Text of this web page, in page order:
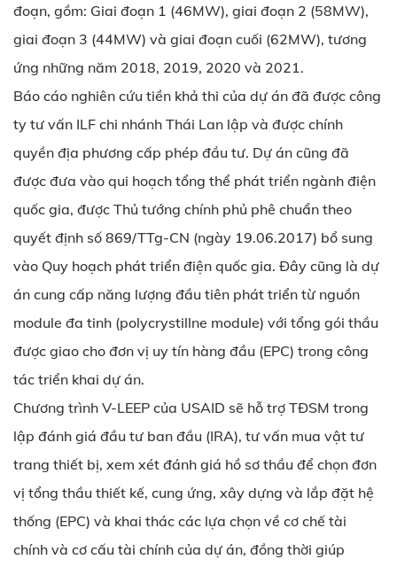
đoạn, gồm: Giai đoạn 1 (46MW), giai đoạn 2 (58MW),
giai đoạn 3 (44MW) và giai đoạn cuối (62MW), tương
ứng những năm 2018, 2019, 2020 và 2021.
Báo cáo nghiên cứu tiền khả thi của dự án đã được công
ty tư vấn ILF chi nhánh Thái Lan lập và được chính
quyền địa phương cấp phép đầu tư. Dự án cũng đã
được đưa vào qui hoạch tổng thể phát triển ngành điện
quốc gia, được Thủ tướng chính phủ phê chuẩn theo
quyết định số 869/TTg-CN (ngày 19.06.2017) bổ sung
vào Quy hoạch phát triển điện quốc gia. Đây cũng là dự
án cung cấp năng lượng đầu tiên phát triển từ nguồn
module đa tinh (polycrystillne module) với tổng gói thầu
được giao cho đơn vị uy tín hàng đầu (EPC) trong công
tác triển khai dự án.
Chương trình V-LEEP của USAID sẽ hỗ trợ TĐSM trong
lập đánh giá đầu tư ban đầu (IRA), tư vấn mua vật tư
trang thiết bị, xem xét đánh giá hồ sơ thầu để chọn đơn
vị tổng thầu thiết kế, cung ứng, xây dựng và lắp đặt hệ
thống (EPC) và khai thác các lựa chọn về cơ chế tài
chính và cơ cấu tài chính của dự án, đồng thời giúp